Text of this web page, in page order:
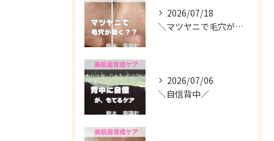
2026/07/18
＼マツヤニで毛穴が開く？／
2026/07/06
＼自信背中／